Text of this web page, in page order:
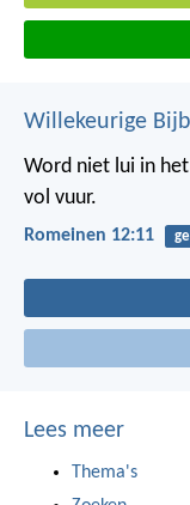
Willekeurige
Word niet lui in
vol vuur.
Romeinen 12:11
Lees meer
Thema's